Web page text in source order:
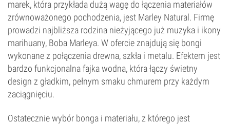
marek, która przykłada dużą wagę do łączenia materiałów
zrównoważonego pochodzenia, jest Marley Natural. Firmę
prowadzi najbliższa rodzina nieżyjącego już muzyka i ikony
marihuany, Boba Marleya. W ofercie znajdują się bongi
wykonane z połączenia drewna, szkła i metalu. Efektem jest
bardzo funkcjonalna fajka wodna, która łączy świetny
design z gładkim, pełnym smaku chmurem przy każdym
zaciągnięciu.
Ostatecznie wybór bonga i materiału, z którego jest